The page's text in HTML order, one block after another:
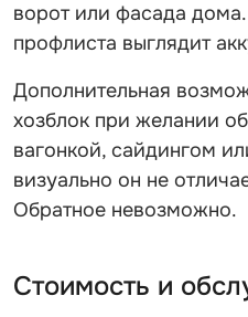
ворот или фасада
профлиста выглядит
Дополнительная
хозблок при желании
вагонкой, сайдингом
визуально он не
Обратное невозможно.
Стоимость и